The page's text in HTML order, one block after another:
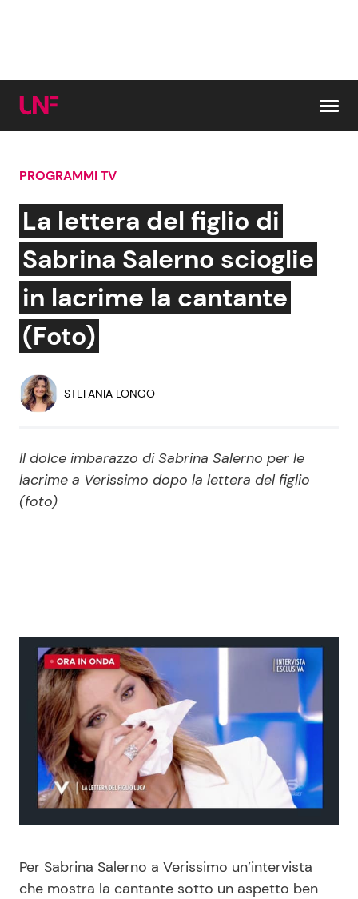
Cerca:
News e Cronaca
Attualità Italiana
Dal Mondo
Economia
Persone Scomparse
Politica
Gossip e TV
Bellezze VIP
Reality e Talent
News Musica
News Spettacolo
Benessere
Casa
Moda e Style
Mondo Mamma
Cucina e Ricette
Consigli di Cucina
Dolci
Le Ricette in TV
PROGRAMMI TV
La lettera del figlio di
Sabrina Salerno scioglie
in lacrime la cantante
(Foto)
STEFANIA LONGO
Il dolce imbarazzo di Sabrina Salerno per le
lacrime a Verissimo dopo la lettera del figlio
(foto)
Per Sabrina Salerno a Verissimo un’intervista
che mostra la cantante sotto un aspetto ben